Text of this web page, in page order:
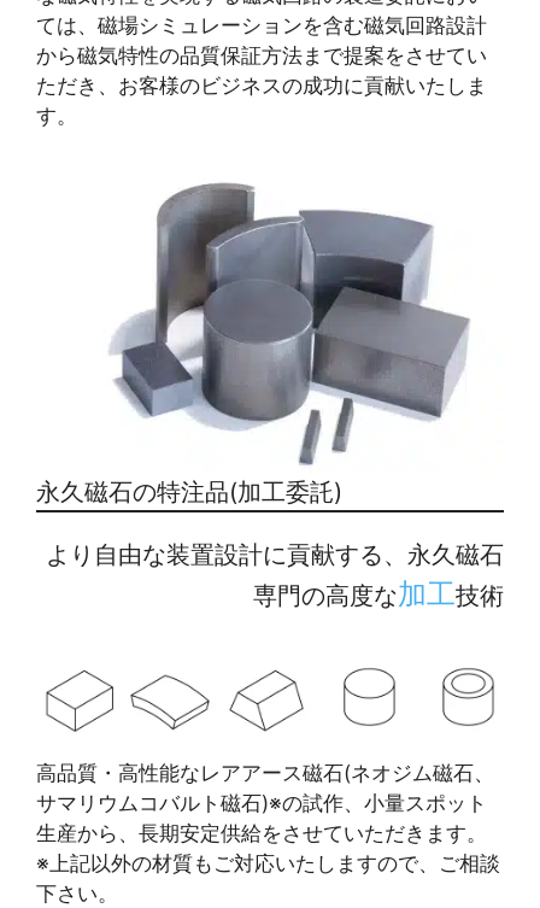
ては、磁場シミュレーションを含む磁気回路設計
から磁気特性の品質保証方法まで提案をさせてい
ただき、お客様のビジネスの成功に貢献いたしま
す。
永久磁石の特注品(加工委託)
より自由な装置設計に貢献する、永久磁石
専門の高度な加工技術
高品質・高性能なレアアース磁石(ネオジム磁石、
サマリウムコバルト磁石)※の試作、小量スポット
生産から、長期安定供給をさせていただきます。
※上記以外の材質もご対応いたしますので、ご相談
下さい。